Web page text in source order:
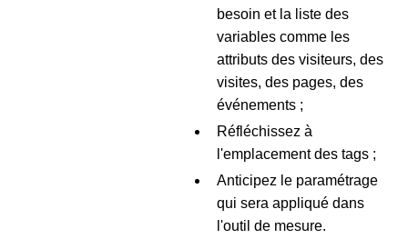
besoin et la liste des
variables comme les
attributs des visiteurs, des
visites, des pages, des
événements ;
Réfléchissez à
l'emplacement des tags ;
Anticipez le paramétrage
qui sera appliqué dans
l'outil de mesure.